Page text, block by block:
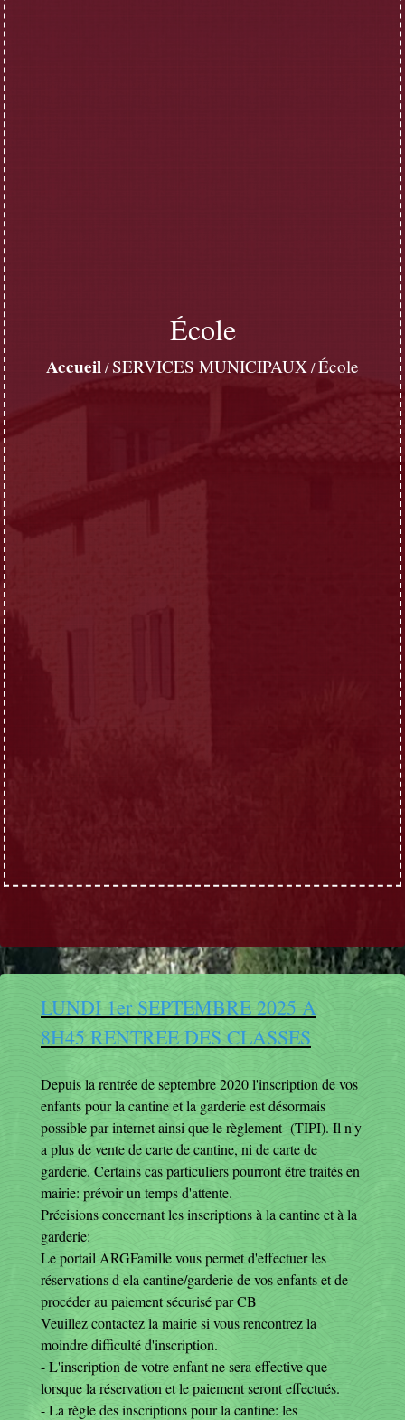
École
Accueil/SERVICES MUNICIPAUX/École
LUNDI 1er SEPTEMBRE 2025 A
8H45 RENTREE DES CLASSES
Depuis la rentrée de septembre 2020 l'inscription de vos
enfants pour la cantine et la garderie est désormais
possible par internet ainsi que le règlement (TIPI). Il n'y
a plus de vente de carte de cantine, ni de carte de
garderie. Certains cas particuliers pourront être traités en
mairie: prévoir un temps d'attente.
Précisions concernant les inscriptions à la cantine et à la
garderie:
Le portail ARGFamille vous permet d'effectuer les
réservations d ela cantine/garderie de vos enfants et de
procéder au paiement sécurisé par CB
Veuillez contactez la mairie si vous rencontrez la
moindre difficulté d'inscription.
- L'inscription de votre enfant ne sera effective que
lorsque la réservation et le paiement seront effectués.
- La règle des inscriptions pour la cantine: les